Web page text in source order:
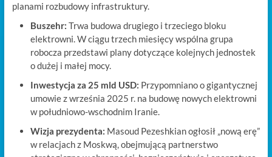
planami rozbudowy infrastruktury.
Buszehr: Trwa budowa drugiego i trzeciego bloku
elektrowni. W ciągu trzech miesięcy wspólna grupa
robocza przedstawi plany dotyczące kolejnych jednostek
o dużej i małej mocy.
Inwestycja za 25 mld USD: Przypomniano o gigantycznej
umowie z września 2025 r. na budowę nowych elektrowni
w południowo-wschodnim Iranie.
Wizja prezydenta: Masoud Pezeshkian ogłosił „nową erę”
w relacjach z Moskwą, obejmującą partnerstwo